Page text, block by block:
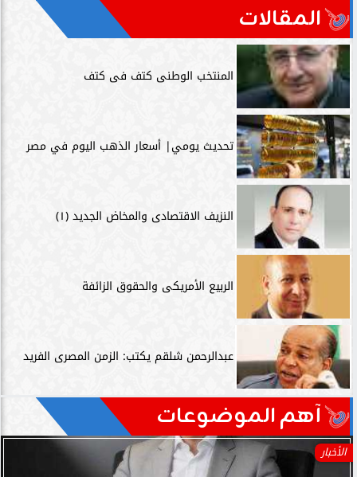
المقالات
المنتخب الوطنى كتف فى كتف
تحديث يومي| أسعار الذهب اليوم في مصر
النزيف الاقتصادى والمخاض الجديد (١)
الربيع الأمريكى والحقوق الزائفة
عبدالرحمن شلقم يكتب: الزمن المصرى الفريد
آهم الموضوعات
الأخبار